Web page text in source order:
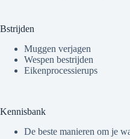
Bstrijden
Muggen verjagen
Wespen bestrijden
Eikenprocessierups
Kennisbank
De beste manieren om je